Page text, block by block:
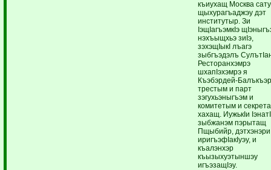
къиухащ Москва
щыхурагъаджэу дэт
институтыр. Зи
IэщIагъэмкIэ
нэхъыщхьэ зиIэ,
зэхэщIыкI лъагэ
зыбгъэдэлъ
Ресторанхэмрэ
шхапIэхэмрэ я
Къэбэрдей-
трестым и парт
зэгухьэныгъэм и
комитетым и
хахащ. ИужькIи
зыбжанэм пэрытащ
Пщыбийр, дэтхэнэри
иригъэфIакIуэу, и
къалэнхэр
къызыхуэтыншэу
игъэзащIэу.